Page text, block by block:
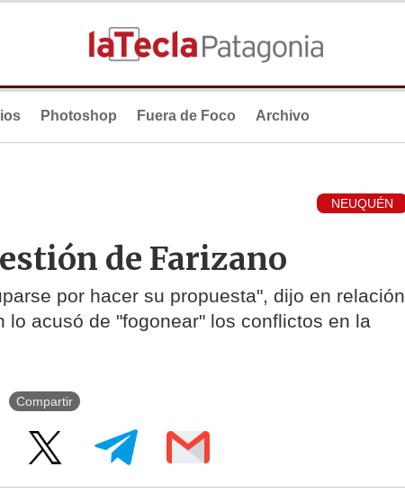
Photoshop Fuera de Foco Archivo
NEUQUÉN
de Farizano
por hacer su propuesta", dijo en relación
acusó de "fogonear" los conflictos en la
Compartir